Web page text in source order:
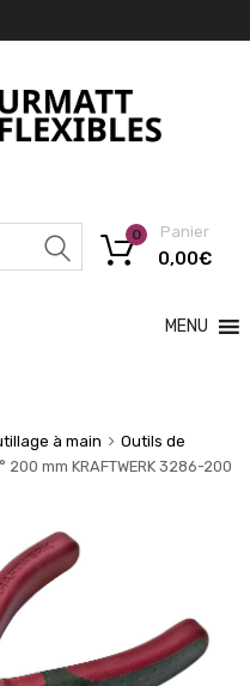
Recherche
Panier
0,00€
0
MENU
à main
Outils de
mm KRAFTWERK 3286-200